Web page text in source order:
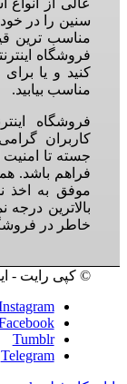
سنین را در
مناسب ترین
فروشگاه
مناسب بیابید.
فروشگاه
جسته تا
فراهم باشد.
موفق به اخذ
بالاترین
خاطر در
© کپی رایت -
Tumblr
Telegram